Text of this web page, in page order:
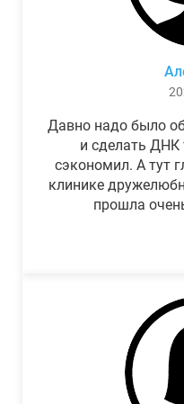
Давно надо было
и сделать ДНК
сэкономил. А тут
клинике
прошла